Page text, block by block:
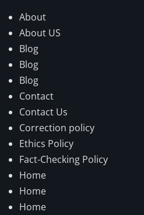
About
About US
Blog
Blog
Blog
Contact
Contact Us
Correction policy
Ethics Policy
Fact-Checking Policy
Home
Home
Home